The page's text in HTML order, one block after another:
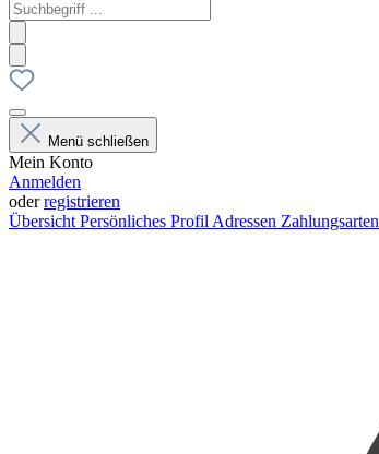
Menü schließen
Mein Konto
Anmelden
oderregistrieren
Übersicht Persönliches Profil Adressen Zahlungsarten